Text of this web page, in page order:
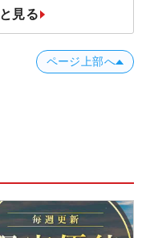
見る
ページ上部へ